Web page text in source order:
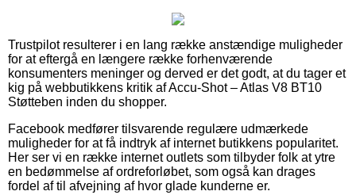
Trustpilot resulterer i en lang række anstændige muligheder
for at eftergå en længere række forhenværende
konsumenters meninger og derved er det godt, at du tager et
kig på webbutikkens kritik af Accu-Shot – Atlas V8 BT10
Støtteben inden du shopper.
Facebook medfører tilsvarende regulære udmærkede
muligheder for at få indtryk af internet butikkens popularitet.
Her ser vi en række internet outlets som tilbyder folk at ytre
en bedømmelse af ordreforløbet, som også kan drages
fordel af til afvejning af hvor glade kunderne er.